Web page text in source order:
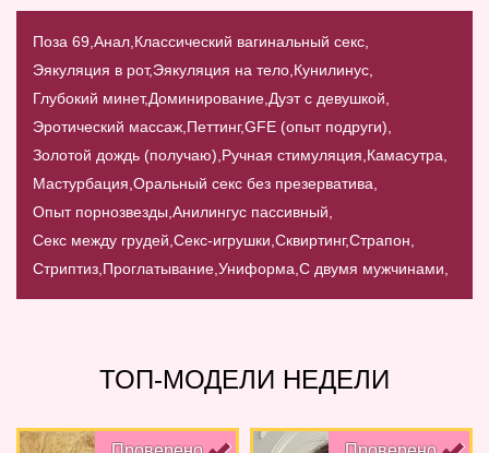
Поза 69, Анал, Классический вагинальный секс,
Эякуляция в рот,Эякуляция на тело, Кунилинус,
Глубокий минет,Доминирование, Дуэт с девушкой,
Эротический массаж, Петтинг,GFE (опыт подруги),
Золотой дождь (получаю), Ручная стимуляция, Камасутра,
Мастурбация, Оральный секс без презерватива,
Опыт порнозвезды, Анилингус пассивный,
Секс между грудей, Секс-игрушки, Сквиртинг,Страпон,
Стриптиз, Проглатывание, Униформа, С двумя мужчинами,
ТОП-МОДЕЛИ НЕДЕЛИ